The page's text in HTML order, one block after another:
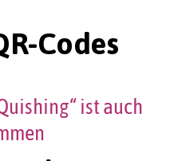
Codes
ist auch